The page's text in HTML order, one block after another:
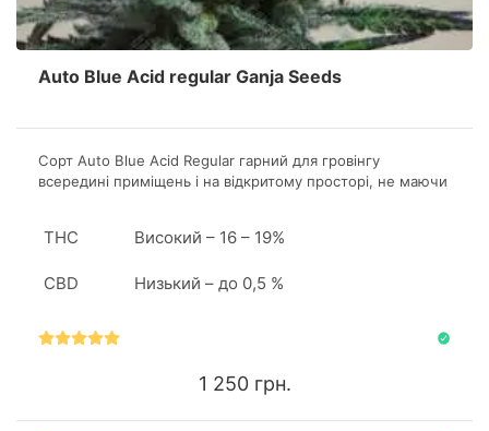
Auto Blue Acid regular Ganja Seeds
Сорт Auto Blue Acid Regular гарний для гровінгу
всередині приміщень і на відкритому просторі, не маючи
вирішують купити насіння конопель, якщо хочуть
THC Високий – 16 – 19%
CBD Низький – до 0,5 %
1 250 грн.